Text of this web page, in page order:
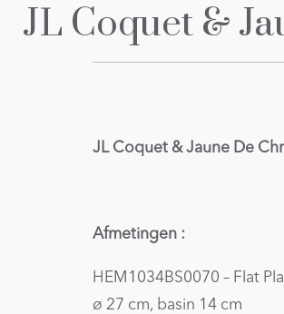
JL Coquet &
JL Coquet & Jaune De
Afmetingen :
HEM1034BS0070 – Flat
ø 27 cm, basin 14 cm